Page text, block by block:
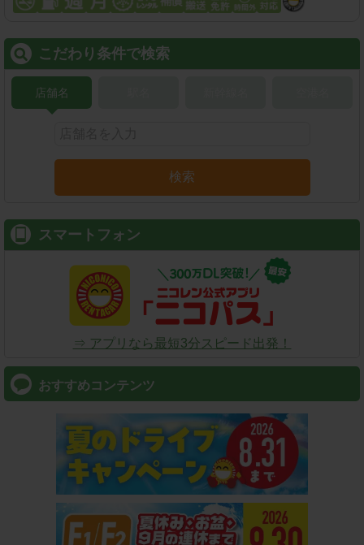
こだわり条件で検索
店舗名
検索
スマートフォン
⇒ アプリなら最短3分スピード出発！
おすすめコンテンツ